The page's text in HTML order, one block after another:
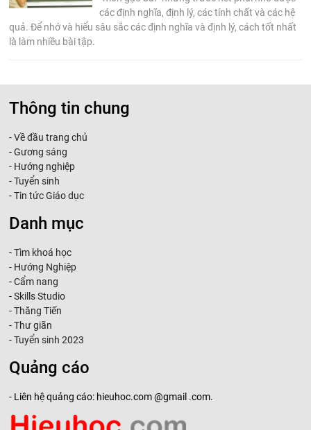
các định nghĩa, định lý, các tính chất và các hệ
quả. Để nhớ và hiểu sâu sắc các định nghĩa và định lý, cách tốt nhất
là làm nhiều bài tập.
Thông tin chung
-Về đầu trang chủ
-Gương sáng
- Hướng nghiệp
-Tuyển sinh
-Tin tức Giáo dục
Danh mục
-Tìm khoá học
- Hướng Nghiệp
-Cẩm nang
-Skills Studio
-Thăng Tiến
-Thư giãn
-Tuyển sinh 2023
Quảng cáo
- Liên hệ quảng cáo: hieuhoc.com @gmail .com.